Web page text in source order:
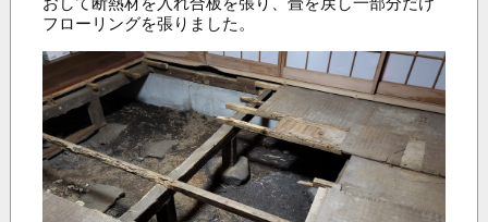
フローリングを張りました。